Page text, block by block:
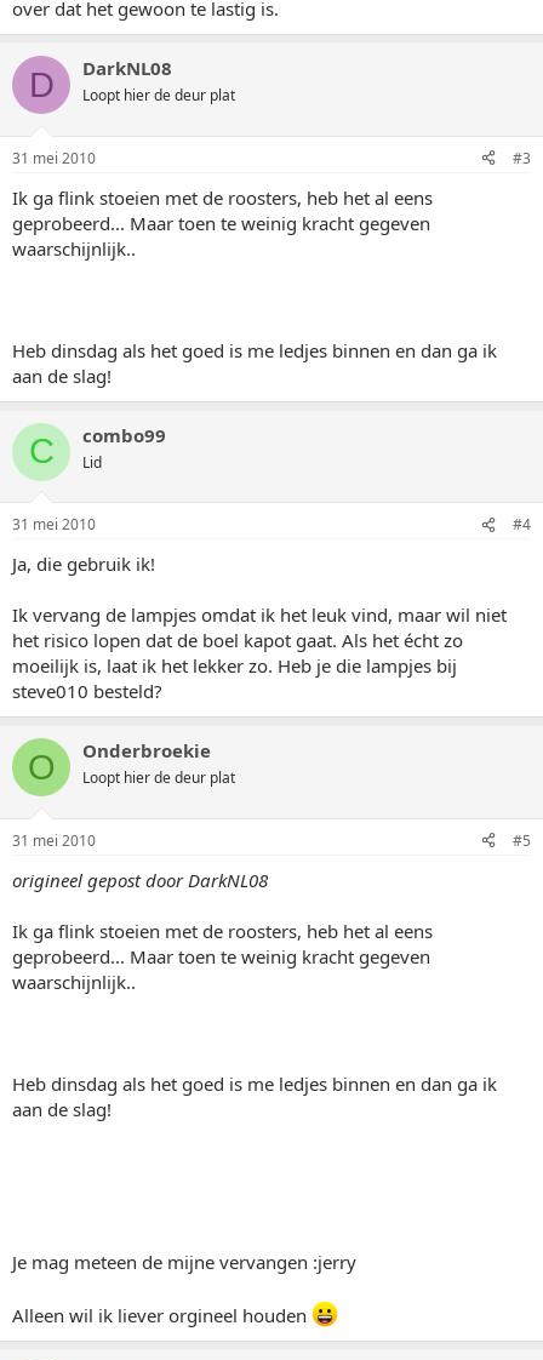
over dat het gewoon te lastig is.
D DarkNL08
Loopt hier de deur plat
31 mei 2010 #3
Ik ga flink stoeien met de roosters, heb het al eens
geprobeerd... Maar toen te weinig kracht gegeven
waarschijnlijk..
Heb dinsdag als het goed is me ledjes binnen en dan ga ik
aan de slag!
C combo99
Lid
31 mei 2010 #4
Ja, die gebruik ik!
Ik vervang de lampjes omdat ik het leuk vind, maar wil niet
het risico lopen dat de boel kapot gaat. Als het écht zo
moeilijk is, laat ik het lekker zo. Heb je die lampjes bij
steve010 besteld?
O Onderbroekie
Loopt hier de deur plat
31 mei 2010 #5
origineel gepost door DarkNL08
Ik ga flink stoeien met de roosters, heb het al eens
geprobeerd... Maar toen te weinig kracht gegeven
waarschijnlijk..
Heb dinsdag als het goed is me ledjes binnen en dan ga ik
aan de slag!
Je mag meteen de mijne vervangen :jerry
Alleen wil ik liever orgineel houden